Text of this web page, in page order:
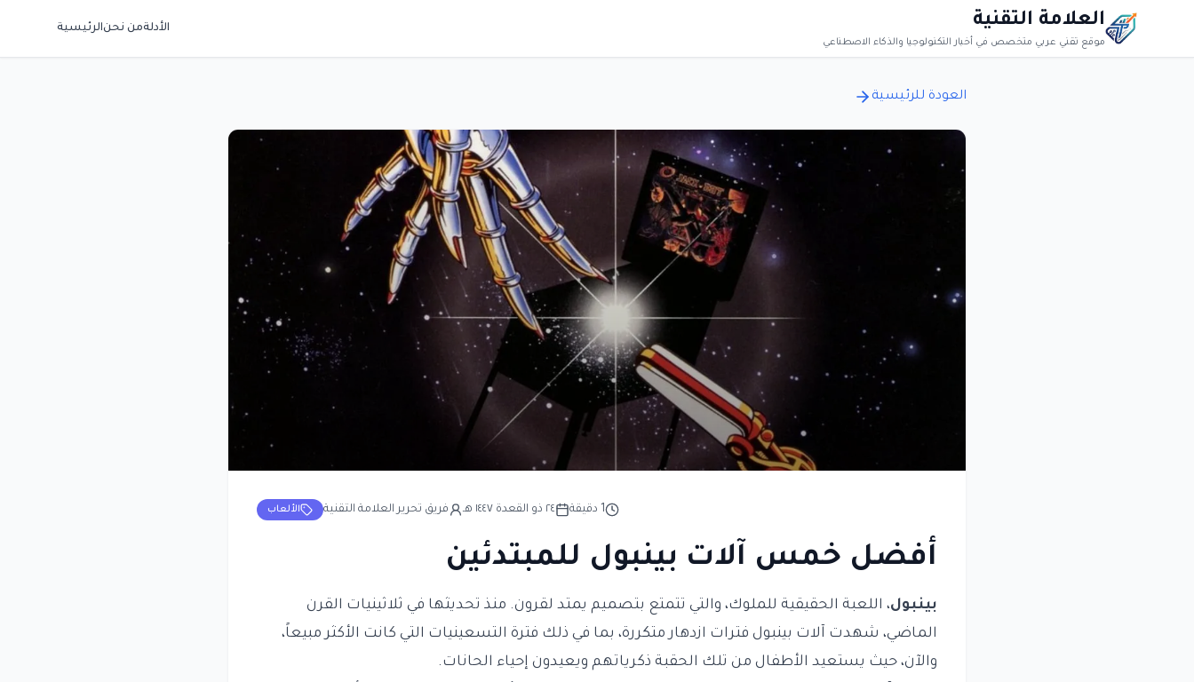
العلامة التقنية
موقع تقني عربي متخصص في أخبار التكنولوجيا والذكاء الاصطناعي
الأدلةمن نحنالرئيسية
العودة للرئيسية
الألعاب فريق تحرير العلامة التقنية ٢٤ ذو القعدة ١٤٤٧ هـ 1 دقيقة
أفضل خمس آلات بينبول للمبتدئين
بينبول، اللعبة الحقيقية للملوك، والتي تتمتع بتصميم يمتد لقرون. منذ تحديثها في ثلاثينيات القرن
الماضي، شهدت آلات بينبول فترات ازدهار متكررة، بما في ذلك فترة التسعينيات التي كانت الأكثر مبيعاً،
والآن، حيث يستعيد الأطفال من تلك الحقبة ذكرياتهم ويعيدون إحياء الحانات.